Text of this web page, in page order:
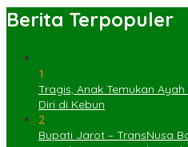
Berita Terpopuler
1
Tragis, Anak Temukan
Diri di Kebun
2
Bupati Jarot – TransNusa